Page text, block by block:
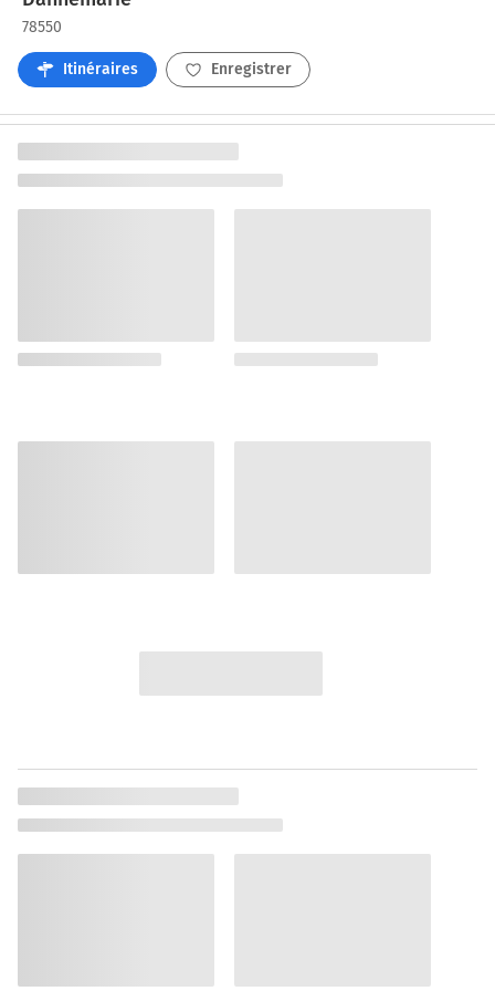
78550
Itinéraires Enregistrer